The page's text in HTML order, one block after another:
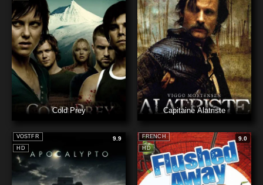
Cold Prey Capitaine Alatriste
HD
VOSTFR 9.9
HD
FRENCH 9.0